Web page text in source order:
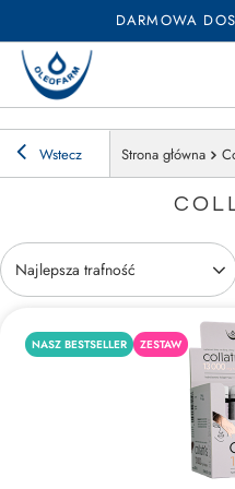
DARMOWA
Wstecz Strona główna
Zmień sortowanie
Najlepsza trafność
NASZ BESTSELLER ZESTAW